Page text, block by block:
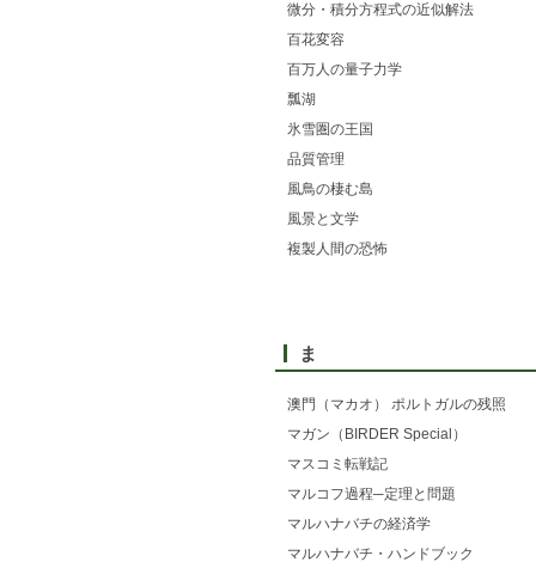
微分・積分方程式の近似解法
百花変容
百万人の量子力学
瓢湖
氷雪圏の王国
品質管理
風鳥の棲む島
風景と文学
複製人間の恐怖
ま
澳門（マカオ） ポルトガルの残照
マガン（BIRDER Special）
マスコミ転戦記
マルコフ過程─定理と問題
マルハナバチの経済学
マルハナバチ・ハンドブック